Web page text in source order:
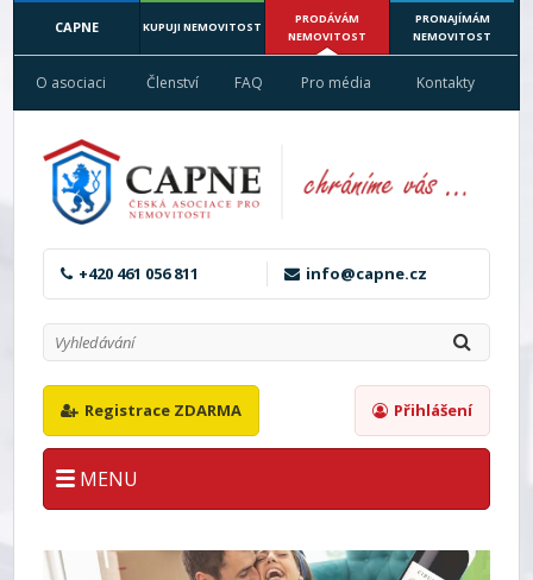
CAPNE KUPUJI NEMOVITOST
PRODÁVÁM
NEMOVITOST
PRONAJÍMÁM
NEMOVITOST
O asociaci Členství FAQ Pro média Kontakty
+420 461 056 811 info@capne.cz
Registrace ZDARMA Přihlášení
MENU